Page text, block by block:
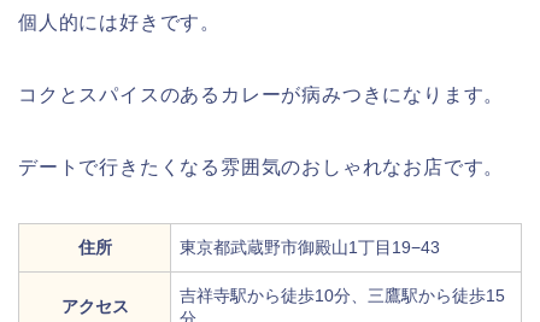
個人的には好きです。
コクとスパイスのあるカレーが病みつきになります。
デートで行きたくなる雰囲気のおしゃれなお店です。
住所 東京都武蔵野市御殿山1丁目19−43
アクセス
吉祥寺駅から徒歩10分、三鷹駅から徒歩15
分